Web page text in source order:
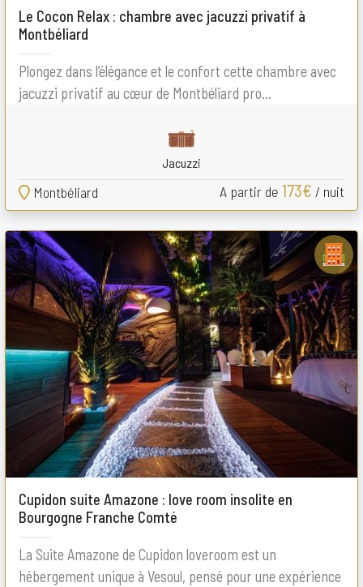
Le Cocon Relax : chambre avec jacuzzi privatif à
Montbéliard
Plongez dans l’élégance et le confort cette chambre avec
jacuzzi privatif au cœur de Montbéliard pro...
Jacuzzi
Montbéliard A partir de 173€ / nuit
Cupidon suite Amazone : love room insolite en
Bourgogne Franche Comté
La Suite Amazone de Cupidon loveroom est un
hébergement unique à Vesoul, pensé pour une expérience